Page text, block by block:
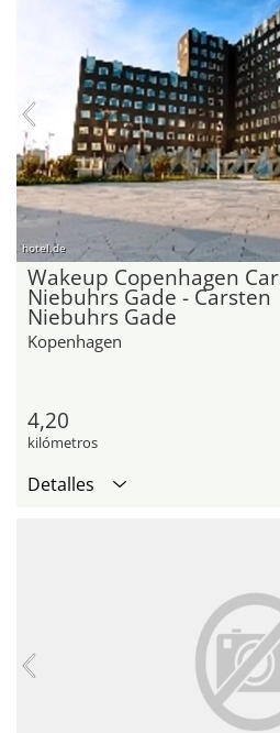
hotel.de
Wakeup Copenhagen
Niebuhrs Gade - Carsten
Niebuhrs Gade
Kopenhagen
4,20
kilómetros
Detalles